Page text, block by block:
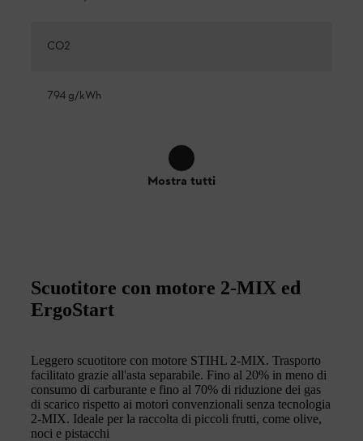
CO2
794 g/kWh
Mostra tutti
Scuotitore con motore 2-MIX ed
ErgoStart
Leggero scuotitore con motore STIHL 2-MIX. Trasporto
facilitato grazie all'asta separabile. Fino al 20% in meno di
consumo di carburante e fino al 70% di riduzione dei gas
di scarico rispetto ai motori convenzionali senza tecnologia
2-MIX. Ideale per la raccolta di piccoli frutti, come olive,
noci e pistacchi